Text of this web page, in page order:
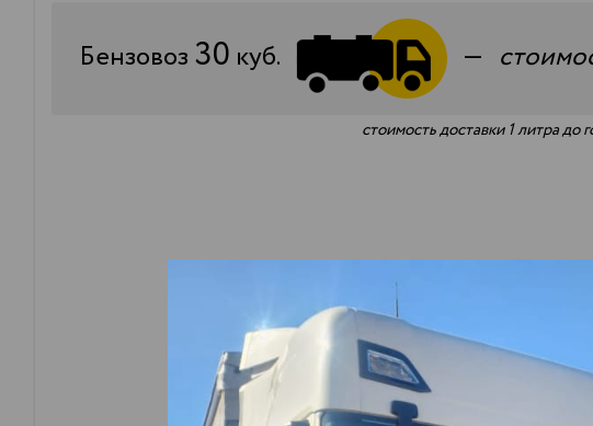
Бензовоз 30 куб. —
стоимость доставки 1 литра до